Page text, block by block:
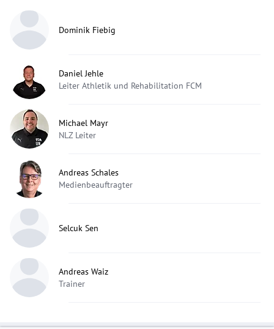
Dominik Fiebig
Daniel Jehle
Leiter Athletik und Rehabilitation FCM
Michael Mayr
NLZ Leiter
Andreas Schales
Medienbeauftragter
Selcuk Sen
Andreas Waiz
Trainer